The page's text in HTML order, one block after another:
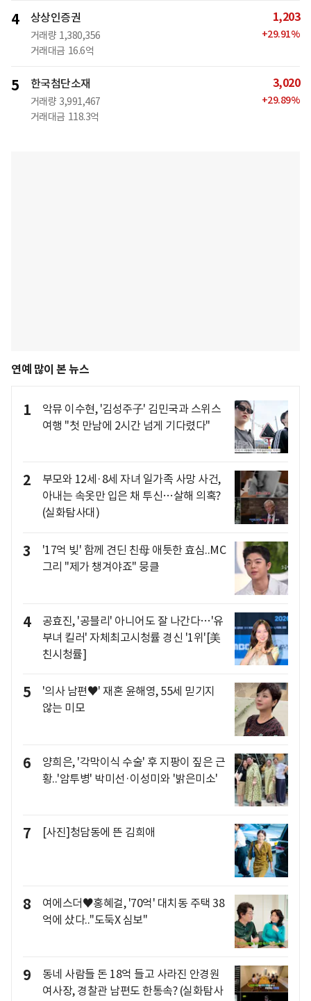
4 상상인증권
거래량 1,380,356
거래대금 16.6억
1,203
+29.91%
5 한국첨단소재
거래량 3,991,467
거래대금 118.3억
3,020
+29.89%
연예 많이 본 뉴스
1
악뮤 이수현, '김성주子' 김민국과 스위스
여행 "첫 만남에 2시간 넘게 기다렸다"
2
부모와 12세·8세 자녀 일가족 사망 사건,
아내는 속옷만 입은 채 투신…살해 의혹?
(실화탐사대)
3
'17억 빚' 함께 견딘 친母 애틋한 효심..MC
그리 "제가 챙겨야죠" 뭉클
4
공효진, '공블리' 아니어도 잘 나간다…'유
부녀 킬러' 자체최고시청률 경신 '1위'[美
친시청률]
5
'의사 남편♥' 재혼 윤해영, 55세 믿기지
않는 미모
6
양희은, '각막이식 수술' 후 지팡이 짚은 근
황..'암투병' 박미선·이성미와 '밝은미소'
7 [사진]청담동에 뜬 김희애
8
여에스더♥홍혜걸, '70억' 대치동 주택 38
억에 샀다.."도둑X 심보"
9
동네 사람들 돈 18억 들고 사라진 안경원
여사장, 경찰관 남편도 한통속? (실화탐사